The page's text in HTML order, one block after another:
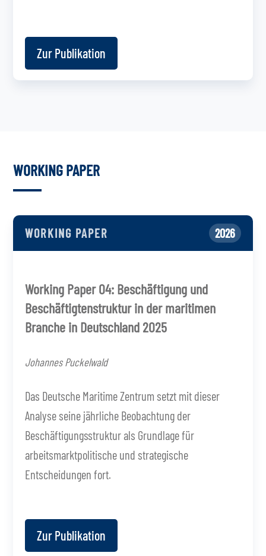
Zur Publikation
WORKING PAPER
WORKING PAPER 2026
Working Paper 04: Beschäftigung und
Beschäftigtenstruktur in der maritimen
Branche in Deutschland 2025
Johannes Puckelwald
Das Deutsche Maritime Zentrum setzt mit dieser
Analyse seine jährliche Beobachtung der
Beschäftigungsstruktur als Grundlage für
arbeitsmarktpolitische und strategische
Entscheidungen fort.
Zur Publikation